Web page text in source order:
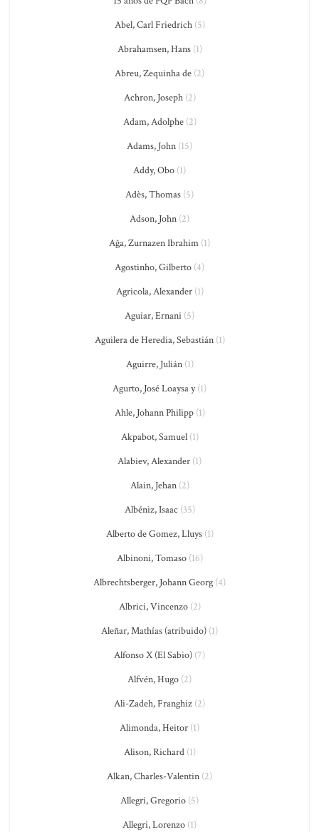
Abel, Carl Friedrich(5)
Abrahamsen, Hans(1)
Abreu, Zequinha de (2)
Achron, Joseph(2)
Adam, Adolphe(2)
Adams, John (15)
Addy, Obo (1)
Adès, Thomas (5)
Adson, John (2)
Ağa, Zurnazen Ibrahim (1)
Agostinho, Gilberto (4)
Agricola, Alexander(1)
Aguiar, Ernani (5)
Aguilera de Heredia, Sebastián(1)
Aguirre, Julián(1)
Agurto, José Loaysa y(1)
Ahle, Johann Philipp(1)
Akpabot, Samuel(1)
Alabiev, Alexander (1)
Alain, Jehan(2)
Albéniz, Isaac (35)
Alberto de Gomez, Lluys(1)
Albinoni, Tomaso(16)
Albrechtsberger, Johann Georg (4)
Albrici, Vincenzo(2)
Aleñar, Mathías (atribuido) (1)
Alfonso X (El Sabio) (7)
Alfvén, Hugo (2)
Ali-Zadeh, Franghiz (2)
Alimonda, Heitor (1)
Alison, Richard(1)
Alkan, Charles-Valentin (2)
Allegri, Gregorio (5)
Allegri, Lorenzo (1)